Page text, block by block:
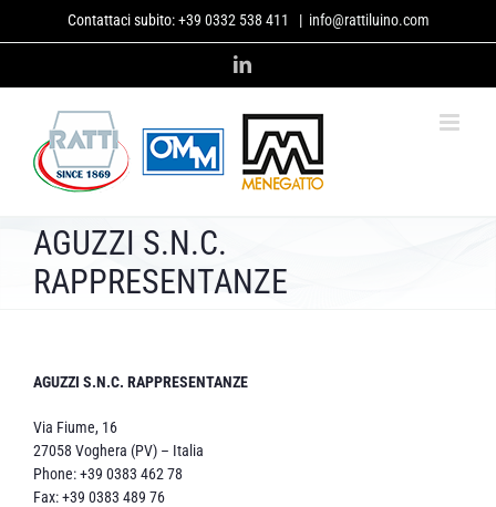
Contattaci subito:+39 0332 538 411 | info@rattiluino.com
LinkedIn
AGUZZI S.N.C.
RAPPRESENTANZE
AGUZZI S.N.C. RAPPRESENTANZE
Via Fiume, 16
27058 Voghera (PV) – Italia
Phone: +39 0383 462 78
Fax: +39 0383 489 76